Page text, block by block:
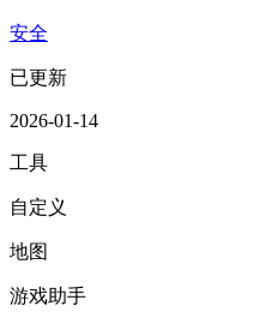
安全
已更新
2026-01-14
工具
自定义
地图
游戏助手